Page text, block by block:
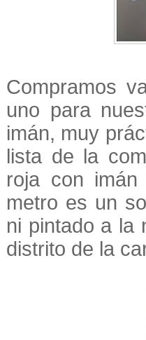
Compramos
uno para
imán, muy
lista de la
roja con
metro es un
ni pintado a la
distrito de la